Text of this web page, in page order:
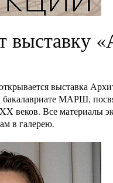
выставка
бакалавриате МАРШ,
веков. Все материалы
в галерею.